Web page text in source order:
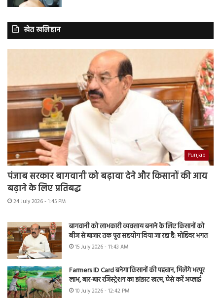
खेत खलिहान
Punjab
पंजाब सरकार बागवानी को बढ़ावा देने और किसानों की आय
बढ़ाने के लिए प्रतिबद्ध
24 July 2026 - 1:45 PM
बागवानी को लाभकारी व्यवसाय बनाने के लिए किसानों को
बीज से बाजार तक पूरा सहयोग दिया जा रहा है: मोहिंदर भगत
15 July 2026 - 11:43 AM
Farmers ID Card बनेगा किसानों की पहचान, मिलेंगे भरपूर
लाभ, बार-बार रजिस्ट्रेशन का झंझट खत्म, ऐसे करें अप्लाई
10 July 2026 - 12:42 PM